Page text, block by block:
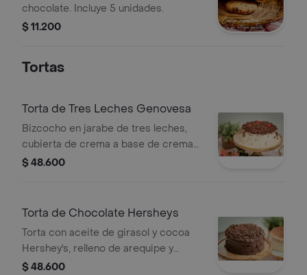
chocolate. Incluye 5 unidades.
$ 11.200
Tortas
Torta de Tres Leches Genovesa
Bizcocho en jarabe de tres leches,
cubierta de crema a base de crema
de leche, cobertura de chocolate y
$ 48.600
Torta de Chocolate Hersheys
Torta con aceite de girasol y cocoa
Hershey's, relleno de arequipe y
cubierta con ganache de chocolate,
$ 48.600